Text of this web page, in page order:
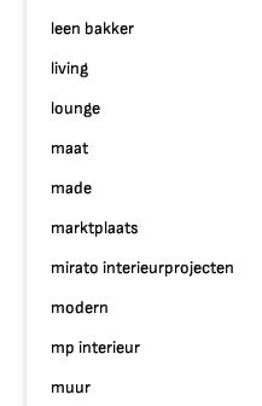
leen bakker
living
lounge
maat
made
marktplaats
mirato interieurprojecten
modern
mp interieur
muur